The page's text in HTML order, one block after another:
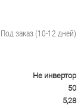
Под заказ (10-12 дней)
Не инвертор
50
5,28